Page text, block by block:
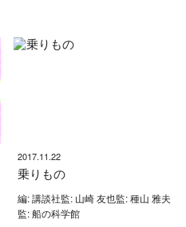
2017.11.22
乗りもの
編: 講談社監: 山崎 友也監: 種山 雅夫
監: 船の科学館